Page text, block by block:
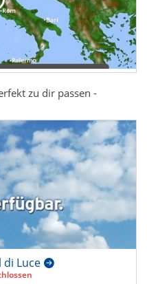
zu dir passen -
di Luce